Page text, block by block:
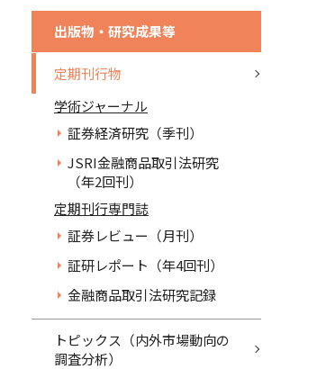
出版物・研究成果等
定期刊行物
学術ジャーナル
証券経済研究（季刊）
JSRI金融商品取引法研究
（年2回刊）
定期刊行専門誌
証券レビュー（月刊）
証研レポート（年4回刊）
金融商品取引法研究記録
トピックス（内外市場動向の
調査分析）